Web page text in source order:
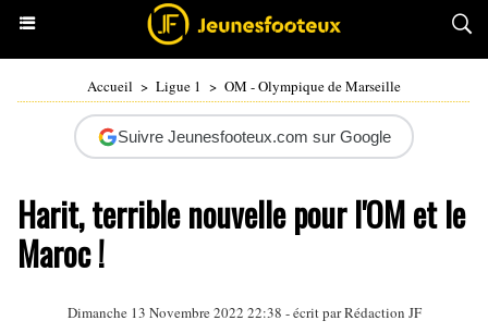
Accueil > Ligue 1 > OM - Olympique de Marseille
Suivre Jeunesfooteux.com sur Google
Harit, terrible nouvelle pour l'OM et le
Maroc !
Dimanche 13 Novembre 2022 22:38 - écrit par Rédaction JF